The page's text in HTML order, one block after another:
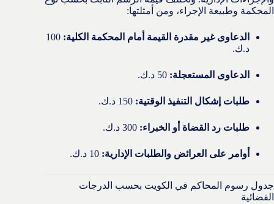
المحكمة وطبيعة الإجراء، ومن أمثلتها:
الدعاوى غير مقدرة القيمة أمام المحكمة الكلية: 100
د.ك.
الدعاوى المستعجلة:
طلبات إشكال التنفيذ الوقتية:
طلبات رد القضاة أو الخبراء:
أوامر على العرائض والطلبات الإدارية:
جدول رسوم المحاكم في الكويت بحسب الدرجات
القضائية